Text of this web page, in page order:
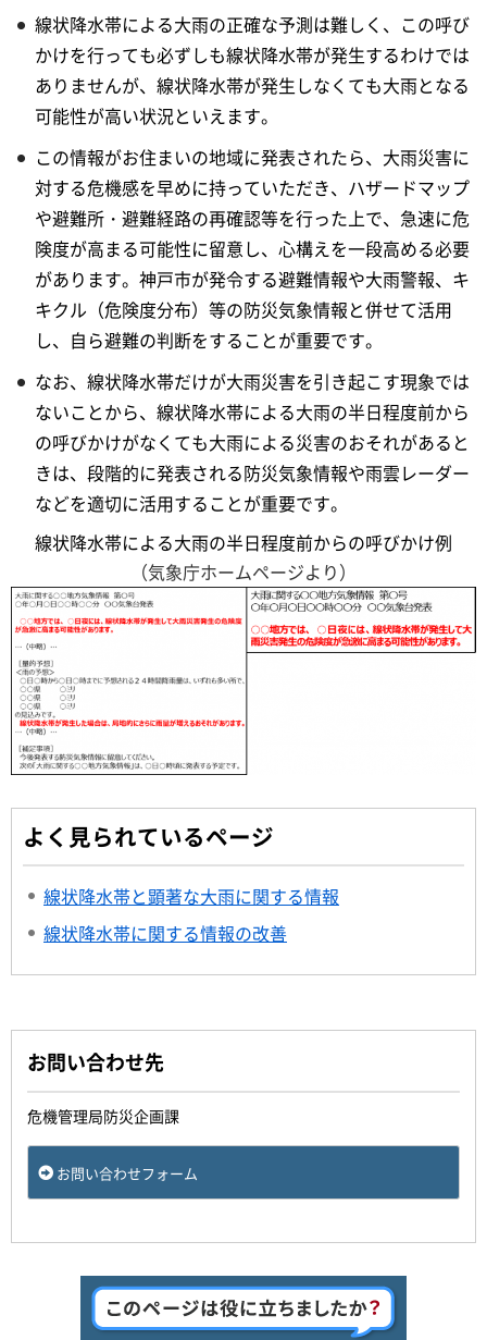
線状降水帯による大雨の正確な予測は難しく、この呼び
かけを行っても必ずしも線状降水帯が発生するわけでは
ありませんが、線状降水帯が発生しなくても大雨となる
可能性が高い状況といえます。
この情報がお住まいの地域に発表されたら、大雨災害に
対する危機感を早めに持っていただき、ハザードマップ
や避難所・避難経路の再確認等を行った上で、急速に危
険度が高まる可能性に留意し、心構えを一段高める必要
があります。神戸市が発令する避難情報や大雨警報、キ
キクル（危険度分布）等の防災気象情報と併せて活用
し、自ら避難の判断をすることが重要です。
なお、線状降水帯だけが大雨災害を引き起こす現象では
ないことから、線状降水帯による大雨の半日程度前から
の呼びかけがなくても大雨による災害のおそれがあると
きは、段階的に発表される防災気象情報や雨雲レーダー
などを適切に活用することが重要です。
線状降水帯による大雨の半日程度前からの呼びかけ例
（気象庁ホームページより）
よく見られているページ
線状降水帯と顕著な大雨に関する情報
線状降水帯に関する情報の改善
お問い合わせ先
危機管理局防災企画課
お問い合わせフォーム